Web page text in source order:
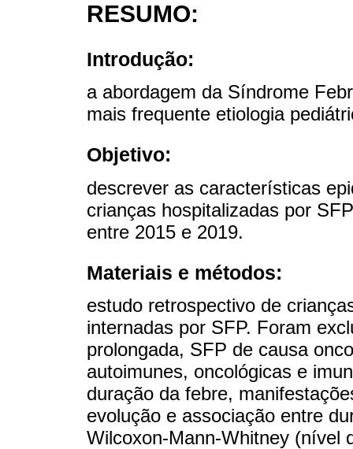
RESUMO:
Introdução:
a abordagem da Síndrome
mais frequente etiologia
Objetivo:
descrever as características
crianças hospitalizadas por
entre 2015 e 2019.
Materiais e métodos:
estudo retrospectivo de
internadas por SFP. Foram
prolongada, SFP de causa
autoimunes, oncológicas e
duração da febre,
evolução e associação entre
Wilcoxon-Mann-Whitney (nível